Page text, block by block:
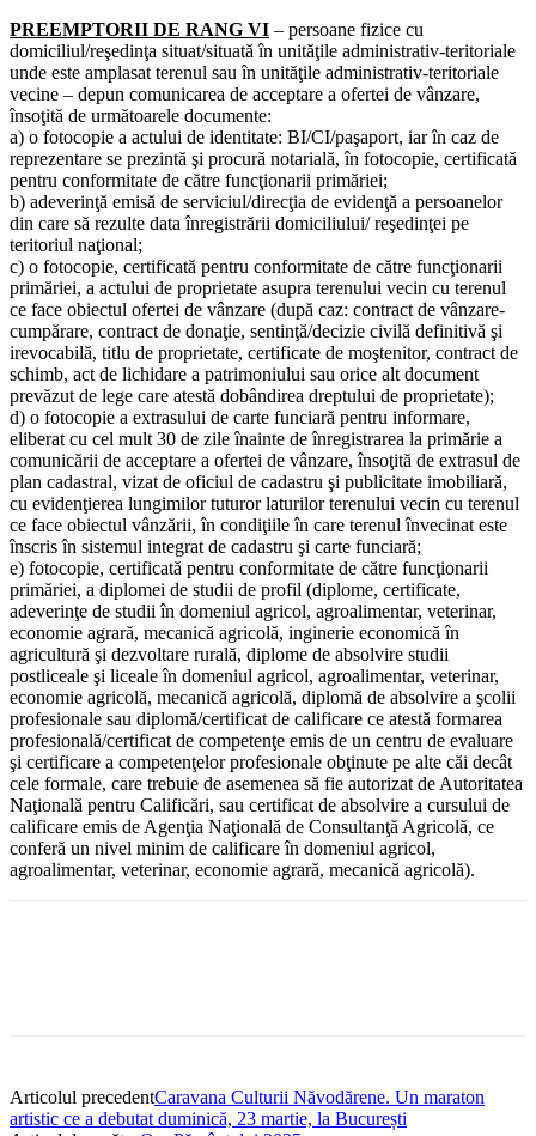
PREEMPTORII DE RANG VI – persoane fizice cu
domiciliul/reşedinţa situat/situată în unităţile administrativ-teritoriale
unde este amplasat terenul sau în unităţile administrativ-teritoriale
vecine – depun comunicarea de acceptare a ofertei de vânzare,
însoţită de următoarele documente:
a) o fotocopie a actului de identitate: BI/CI/paşaport, iar în caz de
reprezentare se prezintă şi procură notarială, în fotocopie, certificată
pentru conformitate de către funcţionarii primăriei;
b) adeverinţă emisă de serviciul/direcţia de evidenţă a persoanelor
din care să rezulte data înregistrării domiciliului/ reşedinţei pe
teritoriul naţional;
c) o fotocopie, certificată pentru conformitate de către funcţionarii
primăriei, a actului de proprietate asupra terenului vecin cu terenul
ce face obiectul ofertei de vânzare (după caz: contract de vânzare-
cumpărare, contract de donaţie, sentinţă/decizie civilă definitivă şi
irevocabilă, titlu de proprietate, certificate de moştenitor, contract de
schimb, act de lichidare a patrimoniului sau orice alt document
prevăzut de lege care atestă dobândirea dreptului de proprietate);
d) o fotocopie a extrasului de carte funciară pentru informare,
eliberat cu cel mult 30 de zile înainte de înregistrarea la primărie a
comunicării de acceptare a ofertei de vânzare, însoţită de extrasul de
plan cadastral, vizat de oficiul de cadastru şi publicitate imobiliară,
cu evidenţierea lungimilor tuturor laturilor terenului vecin cu terenul
ce face obiectul vânzării, în condiţiile în care terenul învecinat este
înscris în sistemul integrat de cadastru şi carte funciară;
e) fotocopie, certificată pentru conformitate de către funcţionarii
primăriei, a diplomei de studii de profil (diplome, certificate,
adeverinţe de studii în domeniul agricol, agroalimentar, veterinar,
economie agrară, mecanică agricolă, inginerie economică în
agricultură şi dezvoltare rurală, diplome de absolvire studii
postliceale şi liceale în domeniul agricol, agroalimentar, veterinar,
economie agricolă, mecanică agricolă, diplomă de absolvire a şcolii
profesionale sau diplomă/certificat de calificare ce atestă formarea
profesională/certificat de competenţe emis de un centru de evaluare
şi certificare a competenţelor profesionale obţinute pe alte căi decât
cele formale, care trebuie de asemenea să fie autorizat de Autoritatea
Naţională pentru Calificări, sau certificat de absolvire a cursului de
calificare emis de Agenţia Naţională de Consultanţă Agricolă, ce
conferă un nivel minim de calificare în domeniul agricol,
agroalimentar, veterinar, economie agrară, mecanică agricolă).
Articolul precedentCaravana Culturii Năvodărene. Un maraton
artistic ce a debutat duminică, 23 martie, la București